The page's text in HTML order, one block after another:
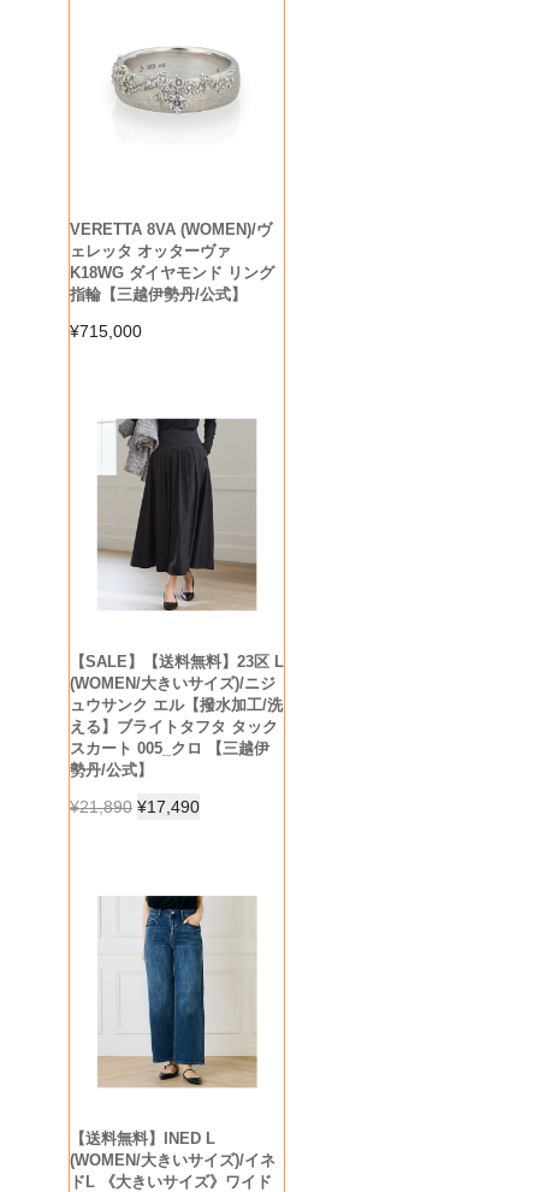
VERETTA 8VA (WOMEN)/ヴ
ェレッタ オッターヴァ
K18WG ダイヤモンド リング
指輪【三越伊勢丹/公式】
¥715,000
【SALE】【送料無料】23区 L
(WOMEN/大きいサイズ)/ニジ
ュウサンク エル【撥水加工/洗
える】ブライトタフタ タック
スカート 005_クロ 【三越伊
勢丹/公式】
¥21,890 ¥17,490
【送料無料】INED L
(WOMEN/大きいサイズ)/イネ
ドL 《大きいサイズ》ワイド